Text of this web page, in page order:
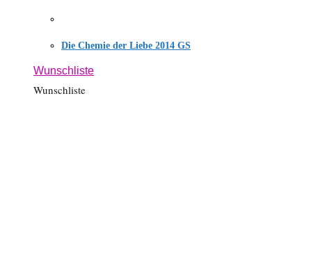
Die Chemie der Liebe 2014 GS
Wunschliste
Wunschliste